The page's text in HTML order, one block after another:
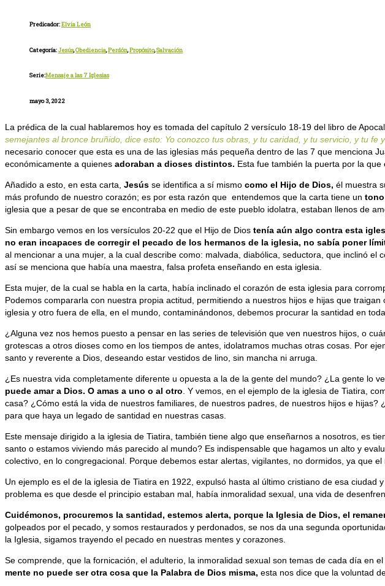
Predicador:Elvia León
Categoría:Jesús,Obediencia,Perdón,Propósito,Salvación
Serie:Mensaje a las 7 Iglesias
mayo 3, 2022
La prédica de la cual hablaremos hoy es tomada del capítulo 2 versículo 18-19 del libro de
semejantes al bronce bruñido, dice esto: Yo conozco tus obras, y tu caridad, y tu servicio, y tu fe
necesario conocer que esta es una de las iglesias más pequeña dentro de las 7 que menciona
económicamente a quienes adoraban a dioses distintos. Esta fue también la puerta por la
Añadido a esto, en esta carta, Jesús se identifica a sí mismo como el Hijo de Dios, él muestra
más profundo de nuestro corazón; es por esta razón que entendemos que la carta tiene un
iglesia que a pesar de que se encontraba en medio de este pueblo idolatra, estaban llenos de
Sin embargo vemos en los versículos 20-22 que el Hijo de Dios tenía aún algo contra esta
no eran incapaces de corregir el pecado de los hermanos de la iglesia, no sabía poner
al mencionar a una mujer, a la cual describe como: malvada, diabólica, seductora, que inclinó
así se menciona que había una maestra, falsa profeta enseñando en esta iglesia.
Esta mujer, de la cual se habla en la carta, había inclinado el corazón de esta iglesia para
Podemos compararla con nuestra propia actitud, permitiendo a nuestros hijos e hijas que
iglesia y otro fuera de ella, en el mundo, contaminándonos, debemos procurar la santidad en
¿Alguna vez nos hemos puesto a pensar en las series de televisión que ven nuestros hijos, o
grotescas a otros dioses como en los tiempos de antes, idolatramos muchas otras cosas. Por
santo y reverente a Dios, deseando estar vestidos de lino, sin mancha ni arruga.
¿Es nuestra vida completamente diferente u opuesta a la de la gente del mundo? ¿La gente lo
puede amar a Dios. O amas a uno o al otro . Y vemos, en el ejemplo de la iglesia de Tiatira,
casa? ¿Cómo está la vida de nuestros familiares, de nuestros padres, de nuestros hijos e
para que haya un legado de santidad en nuestras casas.
Este mensaje dirigido a la iglesia de Tiatira, también tiene algo que enseñarnos a nosotros, es
santo o estamos viviendo más parecido al mundo? Es indispensable que hagamos un alto y
colectivo, en lo congregacional. Porque debemos estar alertas, vigilantes, no dormidos, ya que
Un ejemplo es el de la iglesia de Tiatira en 1922, expulsó hasta al último cristiano de esa
problema es que desde el principio estaban mal, había inmoralidad sexual, una vida de
Cuidémonos, procuremos la santidad, estemos alerta, porque la Iglesia de Dios, el
golpeados por el pecado, y somos restaurados y perdonados, se nos da una segunda
la Iglesia, sigamos trayendo el pecado en nuestras mentes y corazones.
Se comprende, que la fornicación, el adulterio, la inmoralidad sexual son temas de cada día en
mente no puede ser otra cosa que la Palabra de Dios misma, esta nos dice que la voluntad